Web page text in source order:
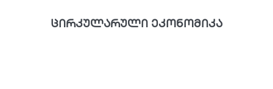
ცირკულარული ეკონომიკა